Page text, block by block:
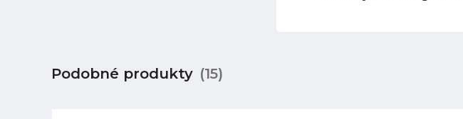
Podobné produkty (15)